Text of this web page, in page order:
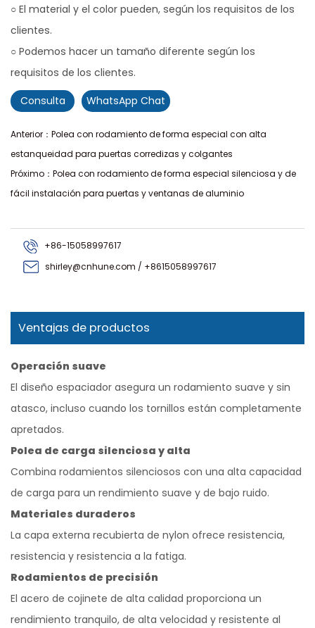
○ El material y el color pueden, según los requisitos de los
clientes.
○ Podemos hacer un tamaño diferente según los
requisitos de los clientes.
Consulta
WhatsApp Chat
Anterior：Polea con rodamiento de forma especial con alta
estanqueidad para puertas corredizas y colgantes
Próximo：Polea con rodamiento de forma especial silenciosa y de
fácil instalación para puertas y ventanas de aluminio
+86-15058997617
shirley@cnhune.com / +8615058997617
Ventajas de productos
Operación suave
El diseño espaciador asegura un rodamiento suave y sin
atasco, incluso cuando los tornillos están completamente
apretados.
Polea de carga silenciosa y alta
Combina rodamientos silenciosos con una alta capacidad
de carga para un rendimiento suave y de bajo ruido.
Materiales duraderos
La capa externa recubierta de nylon ofrece resistencia,
resistencia y resistencia a la fatiga.
Rodamientos de precisión
El acero de cojinete de alta calidad proporciona un
rendimiento tranquilo, de alta velocidad y resistente al